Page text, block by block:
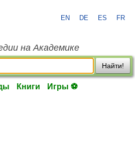
EN DE ES FR
на Академике
Найти!
Книги Игры ⚽